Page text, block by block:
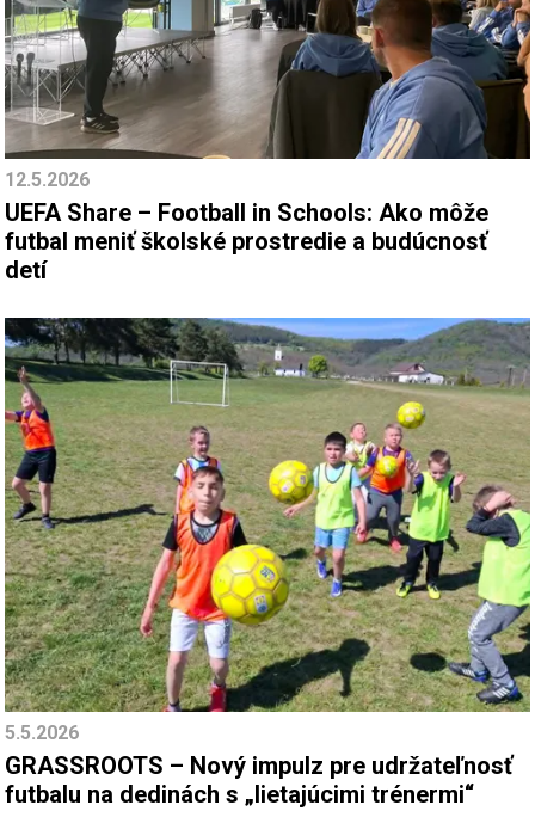
12.5.2026
UEFA Share – Football in Schools: Ako môže
futbal meniť školské prostredie a budúcnosť
detí
5.5.2026
GRASSROOTS – Nový impulz pre udržateľnosť
futbalu na dedinách s „lietajúcimi trénermi“